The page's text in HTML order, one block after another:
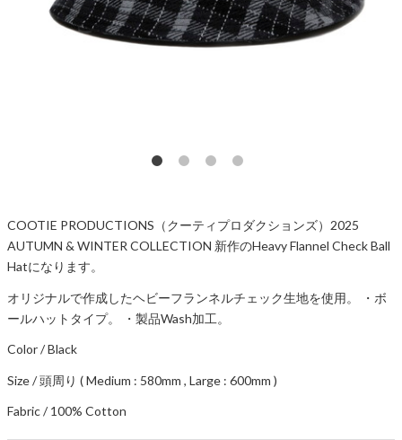
COOTIE PRODUCTIONS（クーティプロダクションズ）2025
AUTUMN & WINTER COLLECTION 新作のHeavy Flannel Check Ball
Hatになります。
オリジナルで作成したヘビーフランネルチェック生地を使用。 ・ボ
ールハットタイプ。 ・製品Wash加工。
Color / Black
Size / 頭周り ( Medium : 580mm , Large : 600mm )
Fabric / 100% Cotton